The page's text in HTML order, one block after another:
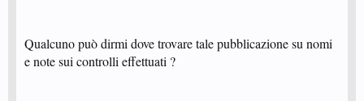
Qualcuno può dirmi dove trovare tale pubblicazione su nomi
e note sui controlli effettuati ?